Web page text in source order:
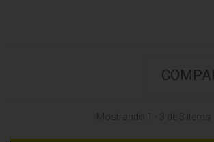
Mostrando 1 - 3 de 3 items